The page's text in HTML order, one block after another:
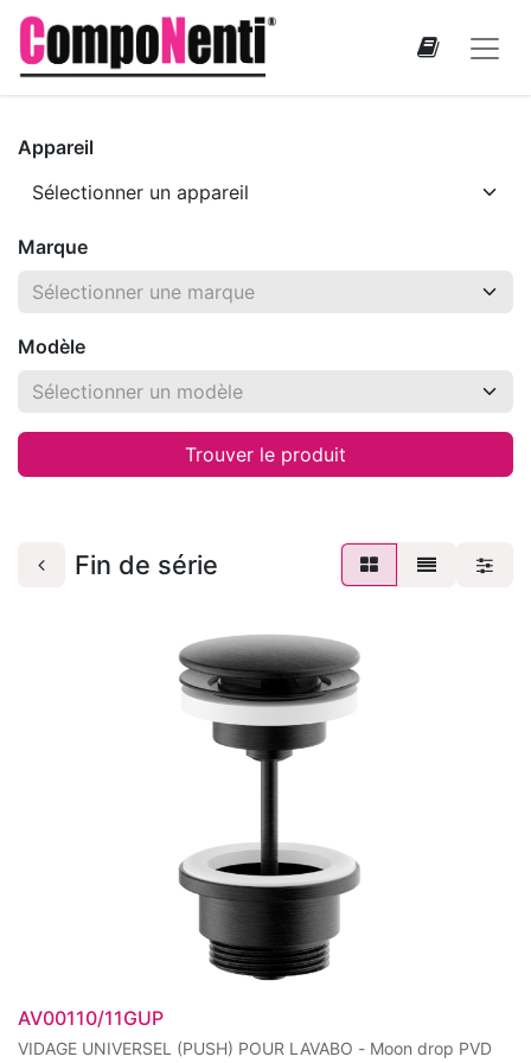
Appareil
Marque
Modèle
Trouver le produit
Fin de série
AV00110/11GUP
VIDAGE UNIVERSEL (PUSH) POUR LAVABO - Moon drop PVD